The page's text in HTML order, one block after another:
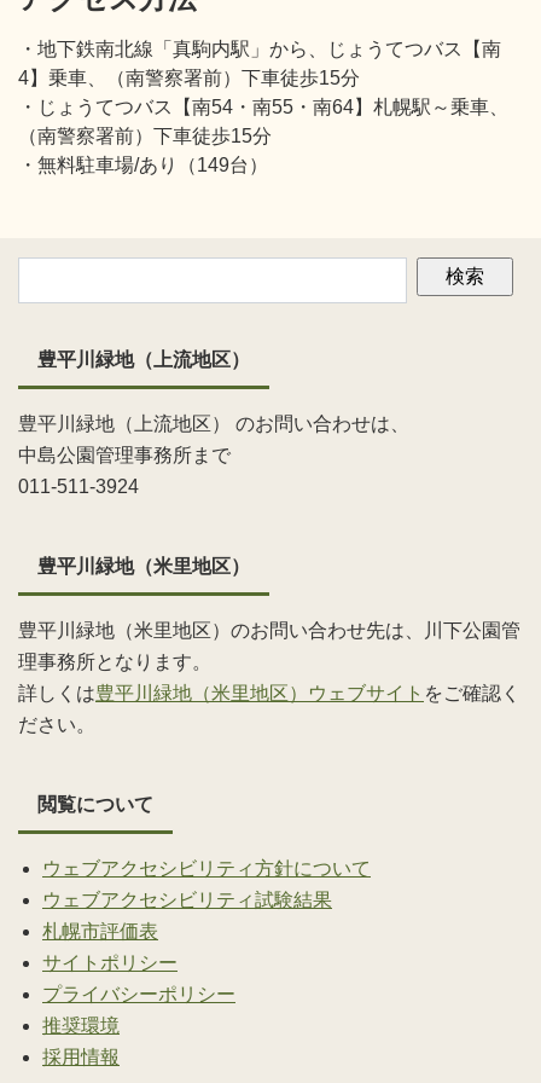
・地下鉄南北線「真駒内駅」から、じょうてつバス【南
4】乗車、（南警察署前）下車徒歩15分
・じょうてつバス【南54・南55・南64】札幌駅～乗車、
（南警察署前）下車徒歩15分
・無料駐車場/あり（149台）
豊平川緑地（上流地区）
豊平川緑地（上流地区） のお問い合わせは、
中島公園管理事務所まで
011-511-3924
豊平川緑地（米里地区）
豊平川緑地（米里地区）のお問い合わせ先は、川下公園管
理事務所となります。
詳しくは豊平川緑地（米里地区）ウェブサイト をご確認く
ださい。
閲覧について
ウェブアクセシビリティ方針について
ウェブアクセシビリティ試験結果
札幌市評価表
サイトポリシー
プライバシーポリシー
推奨環境
採用情報